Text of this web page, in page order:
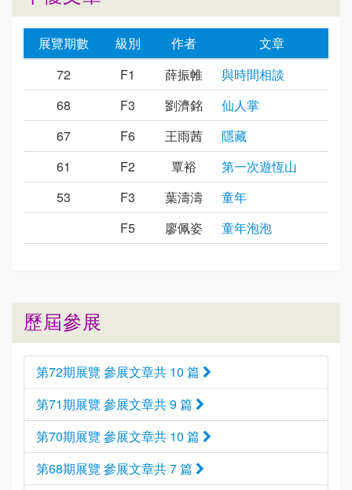
展覽期數 級別 作者
文章
72
F1 薛振帷
與時間相談
68
F3 劉濟銘
仙人掌
67
F6 王雨茜
隱藏
61
F2 覃裕
第一次遊恆山
53
F3 葉濤濤
童年
F5
廖佩姿 童年泡泡
歷屆參展
第72期展覽 參展文章共 10 篇
第71期展覽 參展文章共 9 篇
第70期展覽 參展文章共 10 篇
第68期展覽 參展文章共 7 篇